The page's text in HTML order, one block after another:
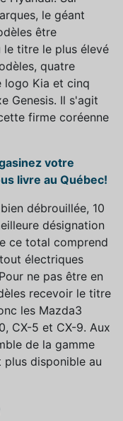
le géant
être
le titre le plus élevé
quatre
logo Kia et cinq
Genesis. Il s'agit
firme coréenne
votre
livre au Québec!
débrouillée, 10
désignation
ce total comprend
électriques
ne pas être en
recevoir le titre
les Mazda3
CX-5 et CX-9. Aux
de la gamme
disponible au